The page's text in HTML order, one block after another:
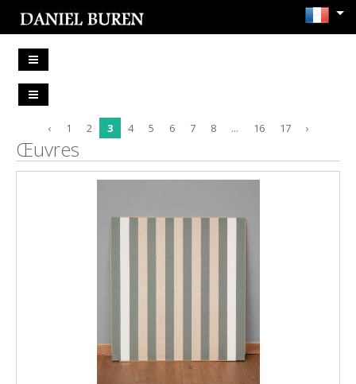
‹ 1 2 3 4 5 6 7 8 ... 16 17 ›
Œuvres